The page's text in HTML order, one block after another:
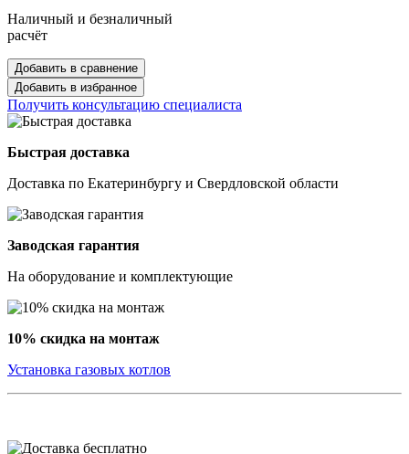
Наличный и безналичный
расчёт
Добавить в сравнение
Добавить в избранное
Получить консультацию специалиста
Быстрая доставка
Доставка по Екатеринбургу и Свердловской области
Заводская гарантия
На оборудование и комплектующие
10% скидка на монтаж
Установка газовых котлов